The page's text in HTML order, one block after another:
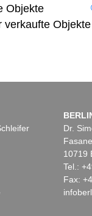
Objekte
verkaufte Objekte
Dr.
10719
Tel.:
Fax: